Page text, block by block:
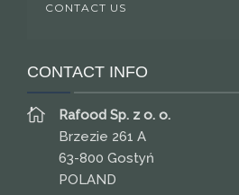
CONTACT US
CONTACT INFO
Rafood Sp. z o. o.
Brzezie 261 A
63-800 Gostyń
POLAND